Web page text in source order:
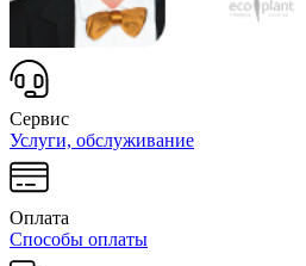
Сервис
Услуги, обслуживание
Оплата
Способы оплаты